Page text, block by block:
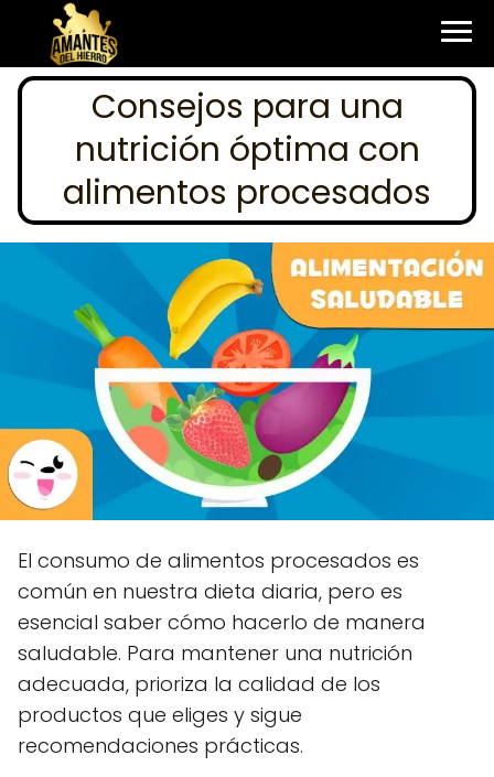
Consejos para una
nutrición óptima con
alimentos procesados
El consumo de alimentos procesados es
común en nuestra dieta diaria, pero es
esencial saber cómo hacerlo de manera
saludable. Para mantener una nutrición
adecuada, prioriza la calidad de los
productos que eliges y sigue
recomendaciones prácticas.